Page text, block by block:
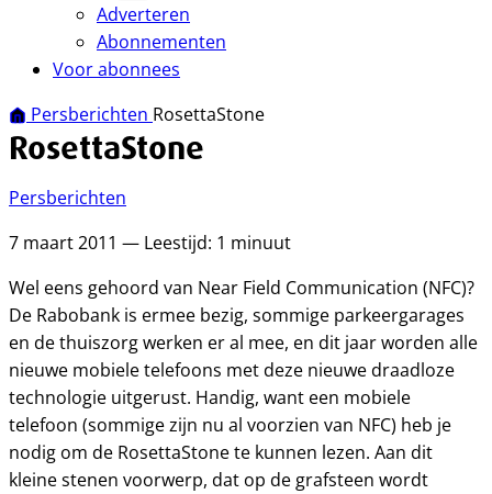
Adverteren
Abonnementen
Voor abonnees
Persberichten RosettaStone
RosettaStone
Persberichten
7 maart 2011 — Leestijd: 1 minuut
Wel eens gehoord van Near Field Communication (NFC)?
De Rabobank is ermee bezig, sommige parkeergarages
en de thuiszorg werken er al mee, en dit jaar worden alle
nieuwe mobiele telefoons met deze nieuwe draadloze
technologie uitgerust. Handig, want een mobiele
telefoon (sommige zijn nu al voorzien van NFC) heb je
nodig om de RosettaStone te kunnen lezen. Aan dit
kleine stenen voorwerp, dat op de grafsteen wordt